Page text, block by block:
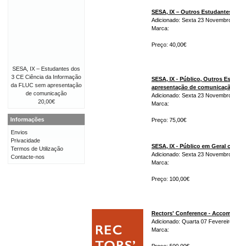
SESA, IX – Outros
Adicionado: Sexta 23
Marca:
Preço: 40,00€
SESA, IX - Público, Outros
apresentação de
Adicionado: Sexta 23
Marca:
Preço: 75,00€
SESA, IX - Público em
Adicionado: Sexta 23
Marca:
Preço: 100,00€
Rectors' Conference -
Adicionado: Quarta 07
Marca:
SESA, IX – Estudantes dos
3 CE Ciência da Informação
da FLUC sem apresentação
de comunicação
20,00€
Informações
Envios
Privacidade
Termos de Utilização
Contacte-nos